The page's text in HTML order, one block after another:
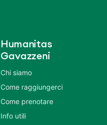
Humanitas
Gavazzeni
Chi siamo
Come raggiungerci
Come prenotare
Info utili